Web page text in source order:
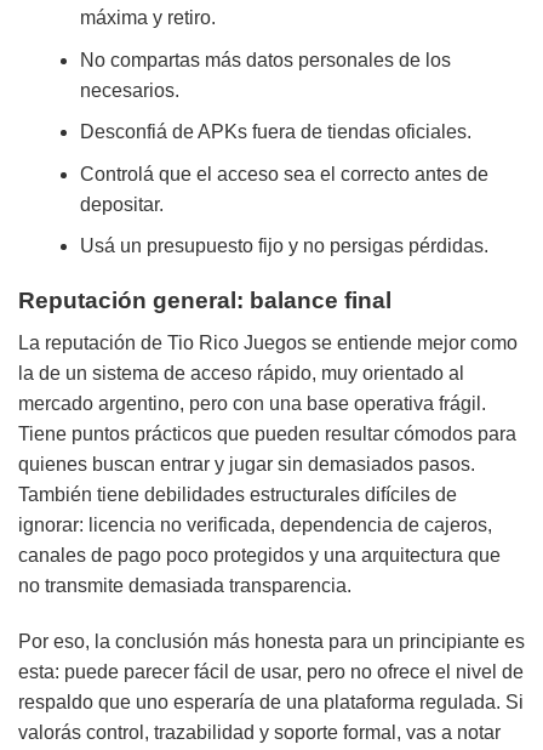
máxima y retiro.
No compartas más datos personales de los
necesarios.
Desconfiá de APKs fuera de tiendas oficiales.
Controlá que el acceso sea el correcto antes de
depositar.
Usá un presupuesto fijo y no persigas pérdidas.
Reputación general: balance final
La reputación de Tio Rico Juegos se entiende mejor como
la de un sistema de acceso rápido, muy orientado al
mercado argentino, pero con una base operativa frágil.
Tiene puntos prácticos que pueden resultar cómodos para
quienes buscan entrar y jugar sin demasiados pasos.
También tiene debilidades estructurales difíciles de
ignorar: licencia no verificada, dependencia de cajeros,
canales de pago poco protegidos y una arquitectura que
no transmite demasiada transparencia.
Por eso, la conclusión más honesta para un principiante es
esta: puede parecer fácil de usar, pero no ofrece el nivel de
respaldo que uno esperaría de una plataforma regulada. Si
valorás control, trazabilidad y soporte formal, vas a notar